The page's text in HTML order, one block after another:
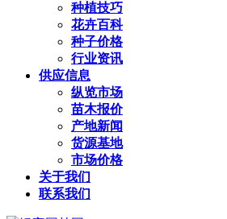
种植技巧
花卉百科
种子价格
行业资讯
供应信息
纵览市场
苗木报价
产地新闻
货源基地
市场价格
关于我们
联系我们